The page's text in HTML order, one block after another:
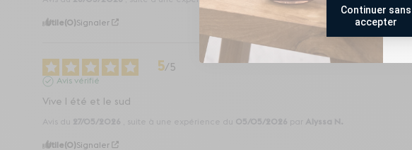
Utile(0) Signaler
5/5
Avis vérifié
Vive l été et le sud
27/05/2026 , suite à une expérience du 05/05/2026 Alyssa N.
Utile(0) Signaler